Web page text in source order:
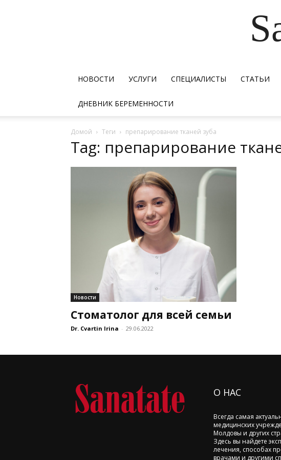
НОВОСТИ УСЛУГИ СПЕЦИАЛИСТЫ СТАТЬИ
ДНЕВНИК БЕРЕМЕННОСТИ
Домой Теги препарирование тканей зуба
Tag: препарирование
Новости
Стоматолог для всей семьи
Dr. Cvartin Irina - 29.06.2022
О НАС
Всегда самая
медицинских
Молдовы и других
Здесь вы найдете
лечения, способах
врачами и другими